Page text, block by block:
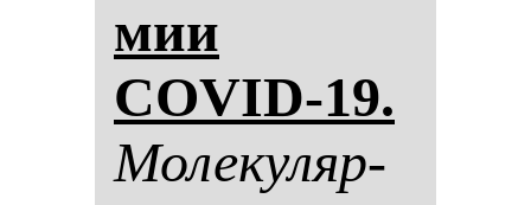
мии
COVID-19.
Мо­ле­ку­ляр­